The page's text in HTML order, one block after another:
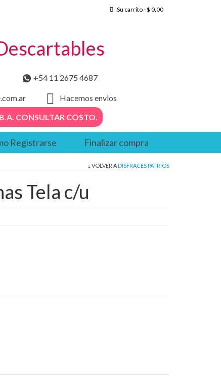
Su carrito-$ 0,00
+54 11 2675 4687
Hacemos envios
CONSULTAR COSTO.
Registrarse Finalizar compra
VOLVER ADISFRACES PATRIOS
Tela c/u